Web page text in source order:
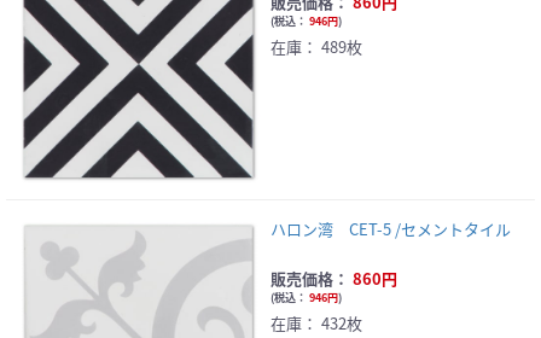
(税込： 946円)
在庫： 489枚
ハロン湾 CET-5 /セメントタイル
販売価格： 860円
(税込： 946円)
在庫： 432枚